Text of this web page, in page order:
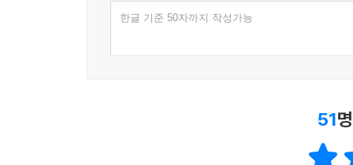
한글 기준 50자까지 작성가능
51